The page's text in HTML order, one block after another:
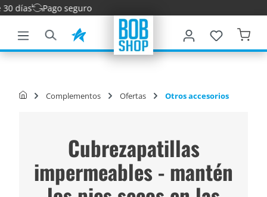
principal
Pago seguro
Complementos Ofertas Otros accesorios
Cubrezapatillas
impermeables - mantén